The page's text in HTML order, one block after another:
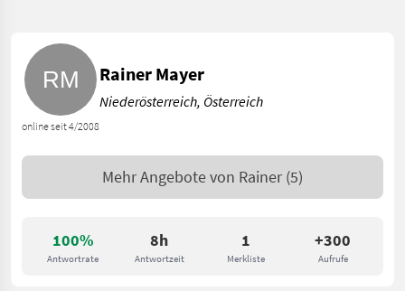
100%
Antwortrate
8h
Antwortzeit
1
Merkliste
+300
Aufrufe
online seit 4/2008
Rainer Mayer
Niederösterreich, Österreich
Mehr Angebote von Rainer (5)